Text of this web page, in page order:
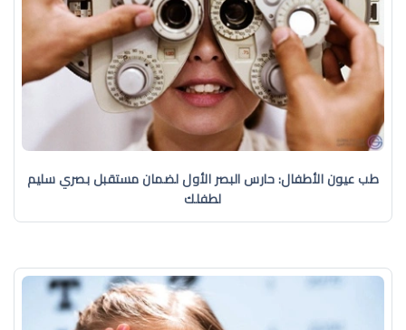
طب عيون الأطفال: حارس البصر الأول لضمان مستقبل بصري سليم
لطفلك